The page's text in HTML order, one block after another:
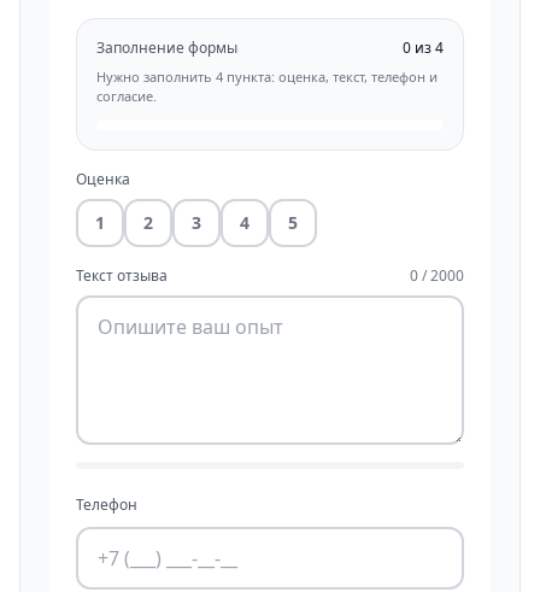
Заполнение формы 0 из 4
Нужно заполнить 4 пункта: оценка, текст, телефон и
согласие.
Оценка
1 2 3 4 5
Текст отзыва 0 / 2000
Телефон